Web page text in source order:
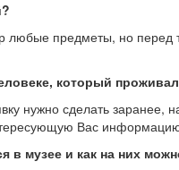
предметы, но перед
который
нужно сделать заранее,
Вас
в музее и как на них